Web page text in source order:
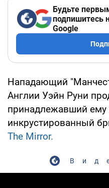
Будьте
подпишитесь
Google
Нападающий
Англии Уэйн Руни
принадлежавший
инкрустированный
The Mirror.